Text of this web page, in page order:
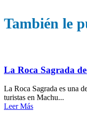
También le
La Roca Sagrada
La Roca Sagrada es una
turistas en Machu...
Leer Más